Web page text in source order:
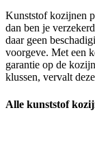
Kunststof kozijnen
dan ben je
daar geen
voorgeve. Met een
garantie op de
klussen, vervalt
Alle kunststof